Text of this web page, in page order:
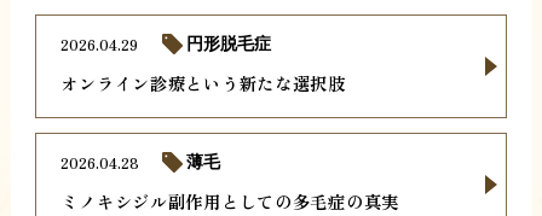
オンライン診療という新たな選択肢
2026.04.29 円形脱毛症
ミノキシジル副作用としての多毛症の真実
2026.04.28 薄毛